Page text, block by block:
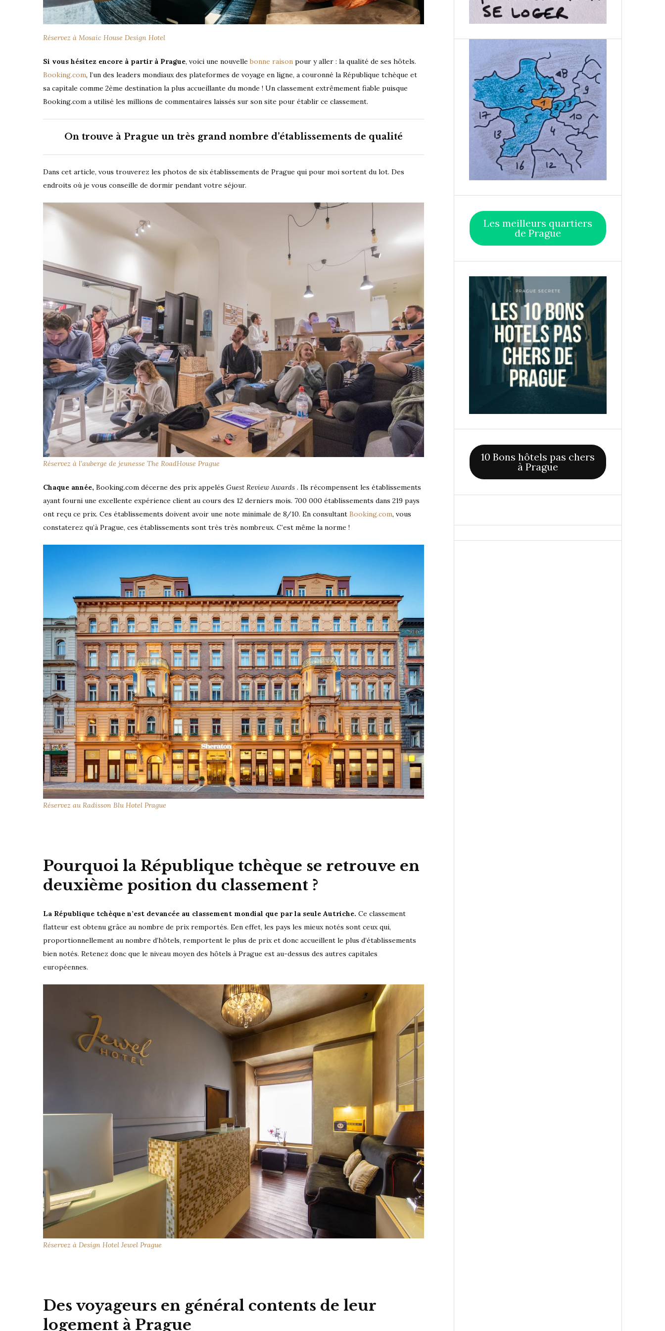
Réservez à Mosaic House Design Hotel
Si vous hésitez encore à partir à Prague, voici une nouvelle bonne raison pour y aller : la qualité de ses hôtels.
Booking.com, l’un des leaders mondiaux des plateformes de voyage en ligne, a couronné la République tchèque et
sa capitale comme 2ème destination la plus accueillante du monde ! Un classement extrêmement fiable puisque
Booking.com a utilisé les millions de commentaires laissés sur son site pour établir ce classement.
On trouve à Prague un très grand nombre d’établissements de qualité
Dans cet article, vous trouverez les photos de six établissements de Prague qui pour moi sortent du lot. Des
endroits où je vous conseille de dormir pendant votre séjour.
Réservez à l’auberge de jeunesse The RoadHouse Prague
Chaque année, Booking.com décerne des prix appelés Guest Review Awards . Ils récompensent les établissements
ayant fourni une excellente expérience client au cours des 12 derniers mois. 700 000 établissements dans 219 pays
ont reçu ce prix. Ces établissements doivent avoir une note minimale de 8/10. En consultant Booking.com, vous
constaterez qu’à Prague, ces établissements sont très très nombreux. C’est même la norme !
Réservez au Radisson Blu Hotel Prague
Pourquoi la République tchèque se retrouve en
deuxième position du classement ?
La République tchèque n’est devancée au classement mondial que par la seule Autriche. Ce classement
flatteur est obtenu grâce au nombre de prix remportés. Een effet, les pays les mieux notés sont ceux qui,
proportionnellement au nombre d’hôtels, remportent le plus de prix et donc accueillent le plus d’établissements
bien notés. Retenez donc que le niveau moyen des hôtels à Prague est au-dessus des autres capitales
européennes.
Réservez à Design Hotel Jewel Prague
Des voyageurs en général contents de leur
logement à Prague
Les meilleurs quartiers
de Prague
10 Bons hôtels pas chers
à Prague